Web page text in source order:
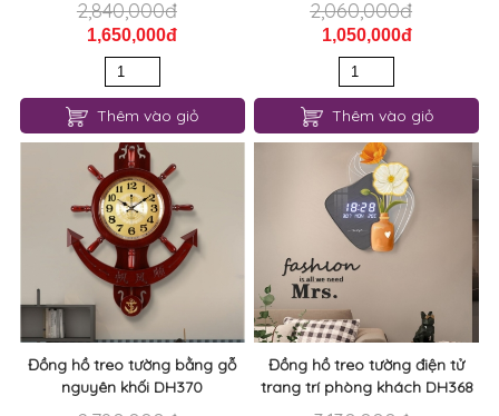
Thêm vào giỏ Thêm vào giỏ
Đồng hồ treo tường bằng gỗ
nguyên khối DH370
2,780,000đ
1,500,000đ
Đồng hồ treo tường điện tử
trang trí phòng khách DH368
3,130,000đ
1,750,000đ